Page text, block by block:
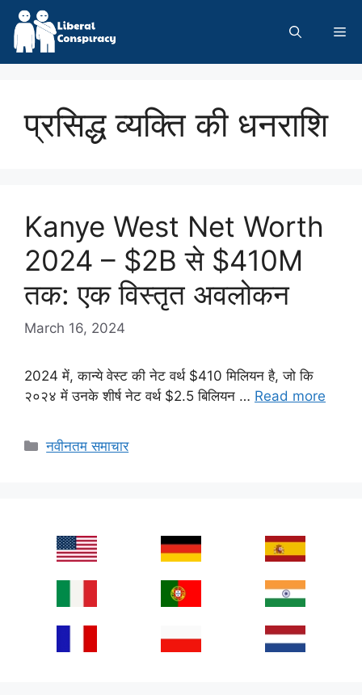
Skip
content
प्रसिद्ध व्यक्ति की धनराशि
Kanye West Net Worth
2024 – $2B से $410M
तक: एक विस्तृत अवलोकन
March 16, 2024
2024 में, कान्ये वेस्ट की नेट वर्थ $410 मिलियन है, जो कि
२०२४ में उनके शीर्ष नेट वर्थ $2.5 बिलियन … Read more
Categories
नवीनतम समाचार